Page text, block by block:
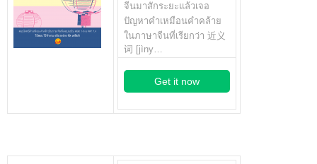
จีนมาสักระยะแล้วเจอ
ปัญหาคำเหมือนคำคล้าย
ในภาษาจีนที่เรียกว่า 近义
词 [jìny…
Get it now